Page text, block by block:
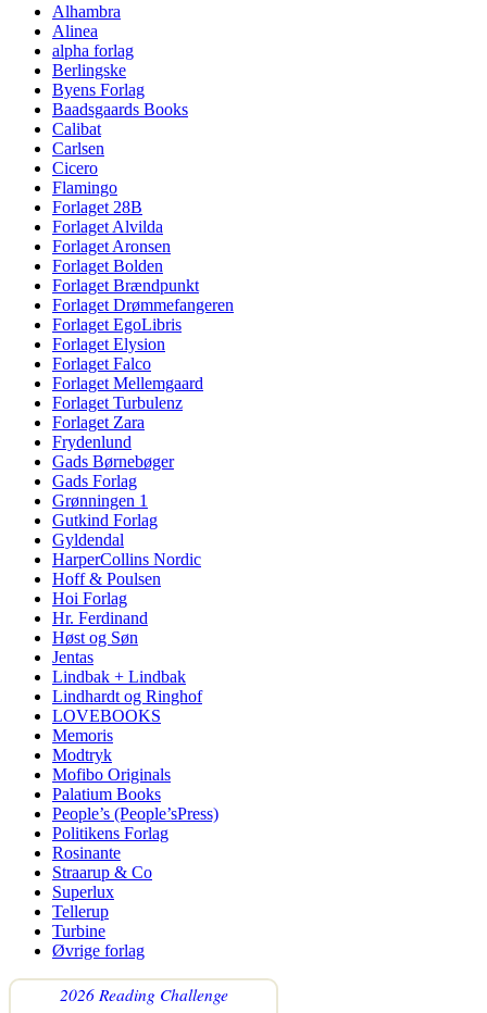
Alhambra
Alinea
alpha forlag
Berlingske
Byens Forlag
Baadsgaards Books
Calibat
Carlsen
Cicero
Flamingo
Forlaget 28B
Forlaget Alvilda
Forlaget Aronsen
Forlaget Bolden
Forlaget Brændpunkt
Forlaget Drømmefangeren
Forlaget EgoLibris
Forlaget Elysion
Forlaget Falco
Forlaget Mellemgaard
Forlaget Turbulenz
Forlaget Zara
Frydenlund
Gads Børnebøger
Gads Forlag
Grønningen 1
Gutkind Forlag
Gyldendal
HarperCollins Nordic
Hoff & Poulsen
Hoi Forlag
Hr. Ferdinand
Høst og Søn
Jentas
Lindbak + Lindbak
Lindhardt og Ringhof
LOVEBOOKS
Memoris
Modtryk
Mofibo Originals
Palatium Books
People’s (People’sPress)
Politikens Forlag
Rosinante
Straarup & Co
Superlux
Tellerup
Turbine
Øvrige forlag
2026 Reading Challenge